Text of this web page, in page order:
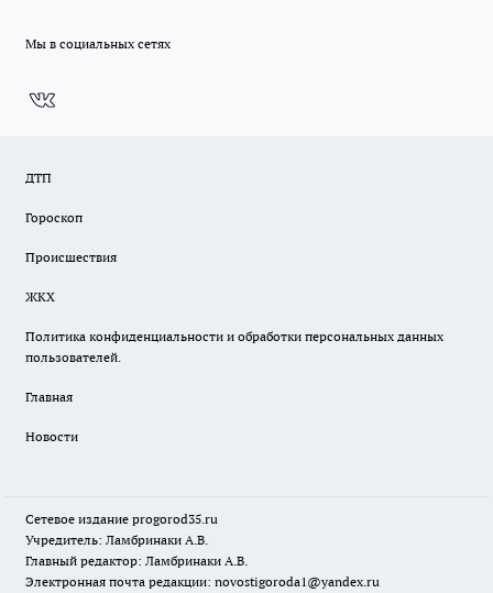
Мы в социальных сетях
ДТП
Гороскоп
Происшествия
ЖКХ
Политика конфиденциальности и обработки персональных данных
пользователей.
Главная
Новости
Сетевое издание progorod35.ru
Учредитель: Ламбринаки А.В.
Главный редактор: Ламбринаки А.В.
Электронная почта редакции: novostigoroda1@yandex.ru